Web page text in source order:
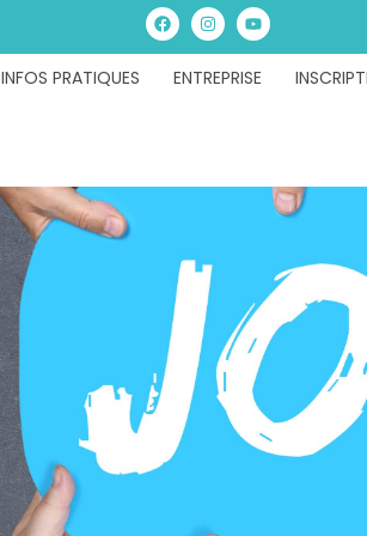
INFOS PRATIQUES ENTREPRISE